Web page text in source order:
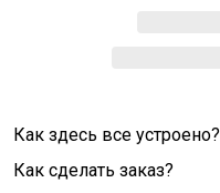
Как здесь все устроено?
Как сделать заказ?